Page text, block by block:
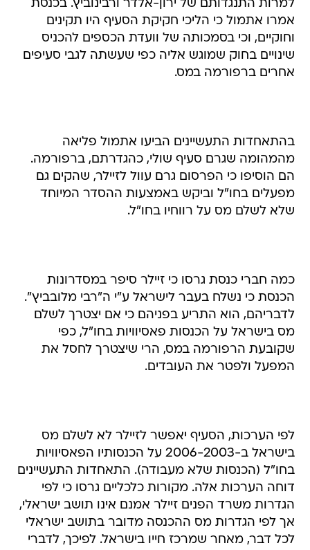
למרות התנגדותם של ירון-אלדר ורבינוביץ. בכנסת
אמרו אתמול כי הליכי חקיקת הסעיף היו תקינים
וחוקיים, וכי בסמכותה של וועדת הכספים להכניס
שינויים בחוק שמוגש אליה כפי שעשתה לגבי סעיפים
אחרים ברפורמה במס.
בהתאחדות התעשיינים הביעו אתמול פליאה
מהמהומה שגרם סעיף שולי, כהגדרתם, ברפורמה.
הם הוסיפו כי הפרסום גרם עוול לזיילר, שהקים גם
מפעלים בחו"ל וביקש באמצעות ההסדר המיוחד
שלא לשלם מס על רווחיו בחו"ל.
כמה חברי כנסת גרסו כי זיילר סיפר במסדרונות
הכנסת כי נשלח בעבר לישראל ע"י ה"רבי מלובביץ".
לדבריהם, הוא התריע בפניהם כי אם יצטרך לשלם
מס בישראל על הכנסות פאסיוויות בחו"ל, כפי
שקובעת הרפורמה במס, הרי שיצטרך לחסל את
המפעל ולפטר את העובדים.
לפי הערכות, הסעיף יאפשר לזיילר לא לשלם מס
בישראל ב-2006-2003 על הכנסותיו הפאסיוויות
בחו"ל (הכנסות שלא מעבודה). התאחדות התעשיינים
דוחה הערכות אלה. מקורות כלכליים גרסו כי לפי
הגדרות משרד הפנים זיילר אמנם אינו תושב ישראלי,
אך לפי הגדרות מס ההכנסה מדובר בתושב ישראלי
לכל דבר, מאחר שמרכז חייו בישראל. לפיכך, לדברי